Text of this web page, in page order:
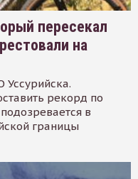
пересекал
на
Уссурийска.
рекорд по
в
границы